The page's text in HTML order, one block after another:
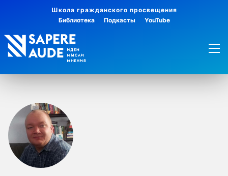
Школа гражданского просвещения
Библиотека
Подкасты YouTube